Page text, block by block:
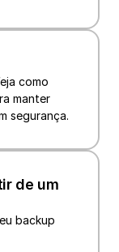
como
manter
segurança.
de um
backup